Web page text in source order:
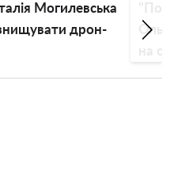
Могилевська
знищувати дрон-